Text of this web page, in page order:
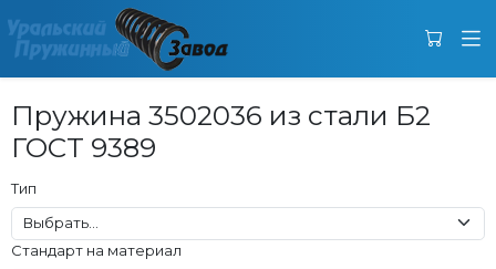
Пружина 3502036 из стали Б2
ГОСТ 9389
Тип
Стандарт на материал